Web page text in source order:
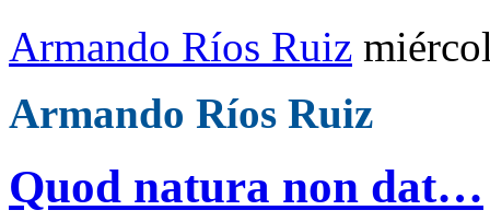
Armando Ríos Ruiz
Armando Ríos Ruiz
Quod natura non dat…